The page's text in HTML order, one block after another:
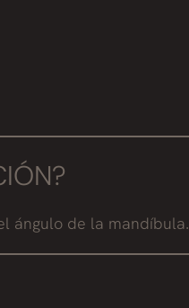
ángulo de la mandíbula.